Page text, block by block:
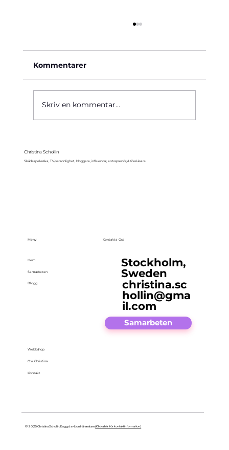
Kommentarer
Skriv en kommentar...
Christina Schollin
Skådespelerska, TV-personlighet, bloggare, influencer, entreprenör, & föreläsare.
Meny
Hem
Samarbeten
Blogg
Webbshop
Om Christina
Kontakt
Kontakta Oss
Stockholm,
Sweden
christina.sc
hollin@gma
il.com
Samarbeten
© 2025 Christina Schollin. Byggd av Lion Härenstam(Klicka här för kontaktinformation)